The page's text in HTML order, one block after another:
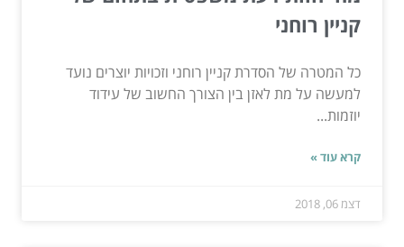
קניין רוחני
כל המטרה של הסדרת קניין רוחני וזכויות יוצרים נועד
למעשה על מת לאזן בין הצורך החשוב של עידוד
יוזמות...
קרא עוד »
דצמ 06, 2018